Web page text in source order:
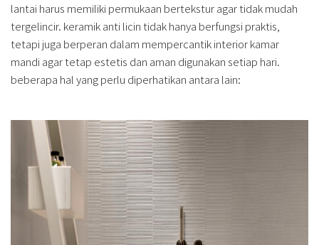
lantai harus memiliki permukaan bertekstur agar tidak mudah
tergelincir. keramik anti licin tidak hanya berfungsi praktis,
tetapi juga berperan dalam mempercantik interior kamar
mandi agar tetap estetis dan aman digunakan setiap hari.
beberapa hal yang perlu diperhatikan antara lain: